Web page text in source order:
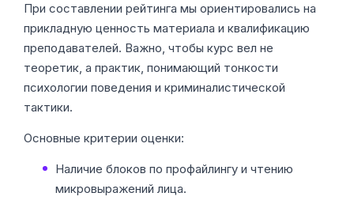
При составлении рейтинга мы ориентировались на
прикладную ценность материала и квалификацию
преподавателей. Важно, чтобы курс вел не
теоретик, а практик, понимающий тонкости
психологии поведения и криминалистической
тактики.
Основные критерии оценки:
Наличие блоков по профайлингу и чтению
микровыражений лица.